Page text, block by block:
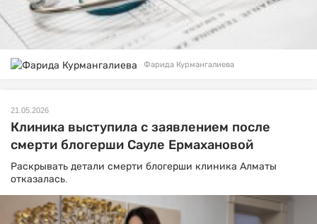
Фарида Курмангалиева
21.05.2026
Клиника выступила с заявлением после
смерти блогерши Сауле Ермахановой
Раскрывать детали смерти блогерши клиника Алматы
отказалась.